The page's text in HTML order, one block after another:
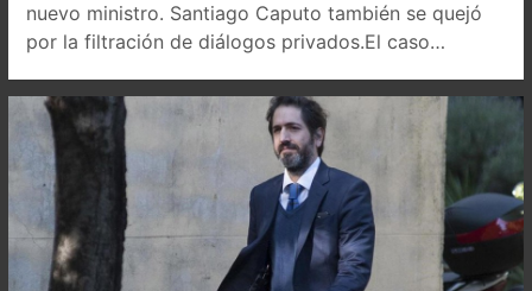
nuevo ministro. Santiago Caputo también se quejó
por la filtración de diálogos privados.El caso…